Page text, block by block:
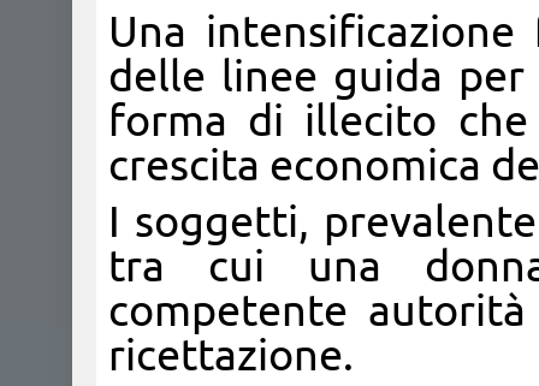
Una
delle linee guida per
forma di illecito
crescita economica
I soggetti,
tra cui una
competente
ricettazione.